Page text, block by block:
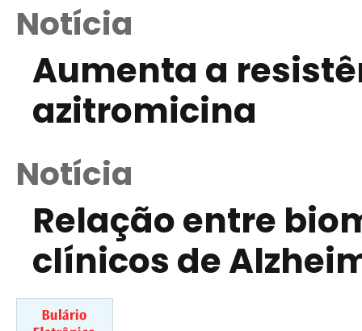
Notícia
Aumenta a
azitromicina
Notícia
Relação entre
clínicos de